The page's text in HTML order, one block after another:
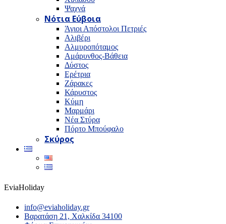
Ψαχνά
Νότια Εύβοια
Άγιοι Απόστολοι Πετριές
Αλιβέρι
Αλμυροπόταμος
Αμάρυνθος-Βάθεια
Δύστος
Ερέτρια
Ζάρακες
Κάρυστος
Κύμη
Μαρμάρι
Νέα Στύρα
Πόρτο Μπούφαλο
Σκύρος
EviaHoliday
info@eviaholiday.gr
Βαρατάση 21, Χαλκίδα 34100